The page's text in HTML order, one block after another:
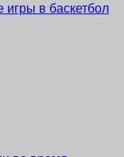
игры в баскетбол